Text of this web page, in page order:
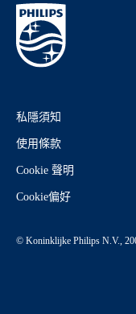
私隱須知
使用條款
Cookie 聲明
Cookie偏好
© Koninklijke Philips N.V.,